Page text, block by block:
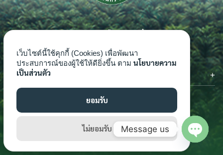
Search
for: Search
เทศบาลเมืองปรกฟ้า
999 หมู่ 7 ตำบลเกาะจันทร์ อำเภอเกาะจันทร์ จังหวัดชลบุรี 20240
โทรศัพท์ : 0-3816-7062-4
โทรสาร : 0-3816-7062-4 ต่อ 124
อีเมล์ : saraban_04201101@dla.go.th
เว็บไซต์ : www.prokfa.go.th
เว็บไซต์นี้ใช้คุกกี้ (Cookies) เพื่อพัฒนา
ประสบการณ์ของผู้ใช้ให้ดียิ่งขึ้น ตาม นโยบายความ
เป็นส่วนตัว
ยอมรับ
ไม่ยอมรับ Message us